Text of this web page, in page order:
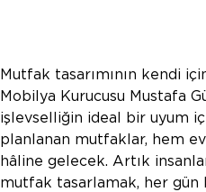
Mutfak tasarımının kendi
Mobilya Kurucusu Mustafa
işlevselliğin ideal bir uyum
planlanan mutfaklar, hem
hâline gelecek. Artık
mutfak tasarlamak, her gün